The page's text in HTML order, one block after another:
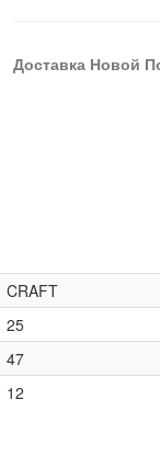
Доставка Новой
CRAFT
25
47
12